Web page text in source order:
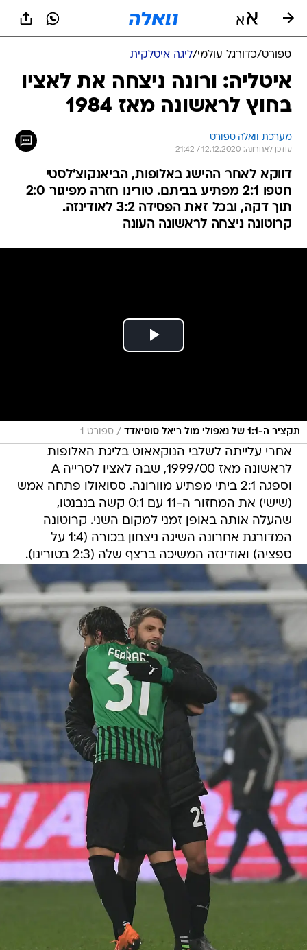
ספורט/כדורגל עולמי/ליגה איטלקית
איטליה: ורונה ניצחה את לאציו
בחוץ לראשונה מאז 1984
מערכת וואלה ספורט
עודכן לאחרונה: 12.12.2020 / 21:42
דווקא לאחר ההישג באלופות, הביאנקוצ'לסטי
חטפו 2:1 מפתיע בביתם. טורינו חזרה מפיגור 2:0
תוך דקה, ובכל זאת הפסידה 3:2 לאודינזה.
קרוטונה ניצחה לראשונה העונה
תקציר ה-1:1 של נאפולי מול ריאל סוסיאדד / ספורט 1
אחרי עלייתה לשלבי הנוקאאוט בליגת האלופות
לראשונה מאז 1999/00, שבה לאציו לסרייה A
וספגה 2:1 ביתי מפתיע מוורונה. ססואולו פתחה אמש
(שישי) את המחזור ה-11 עם 0:1 קשה בנבנטו,
שהעלה אותה באופן זמני למקום השני. קרוטונה
המדורגת אחרונה השיגה ניצחון בכורה (1:4 על
ספציה) ואודינזה המשיכה ברצף שלה (2:3 בטורינו).